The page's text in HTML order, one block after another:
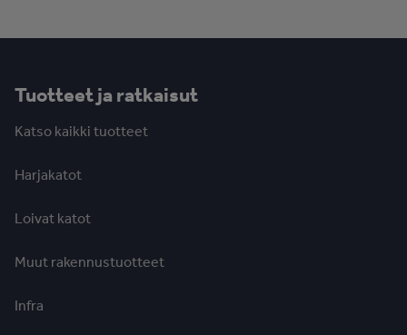
Tuotteet ja ratkaisut
Katso kaikki tuotteet
Harjakatot
Loivat katot
Muut rakennustuotteet
Infra